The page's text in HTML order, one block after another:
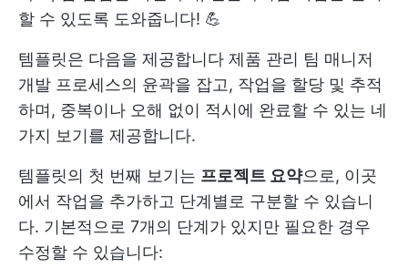
할 수 있도록 도와줍니다! 💪
템플릿은 다음을 제공합니다 제품 관리 팀 매니저
개발 프로세스의 윤곽을 잡고, 작업을 할당 및 추적
하며, 중복이나 오해 없이 적시에 완료할 수 있는 네
가지 보기를 제공합니다.
템플릿의 첫 번째 보기는 프로젝트 요약으로, 이곳
에서 작업을 추가하고 단계별로 구분할 수 있습니
다. 기본적으로 7개의 단계가 있지만 필요한 경우
수정할 수 있습니다: